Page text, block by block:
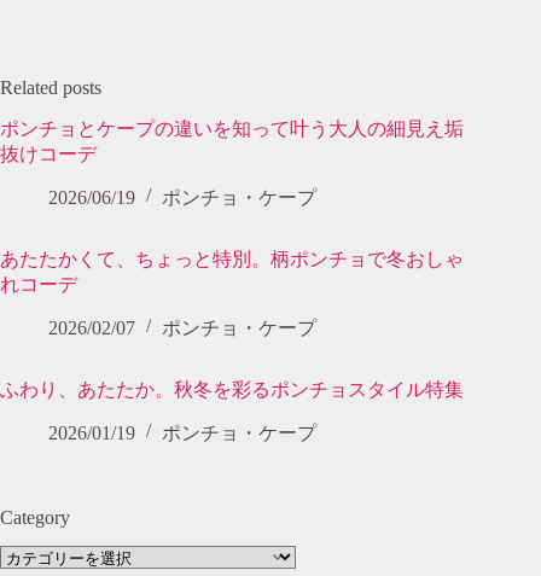
Related posts
ポンチョとケープの違いを知って叶う大人の細見え垢
抜けコーデ
2026/06/19 ポンチョ・ケープ
あたたかくて、ちょっと特別。柄ポンチョで冬おしゃ
れコーデ
2026/02/07 ポンチョ・ケープ
ふわり、あたたか。秋冬を彩るポンチョスタイル特集
2026/01/19 ポンチョ・ケープ
Category
Category